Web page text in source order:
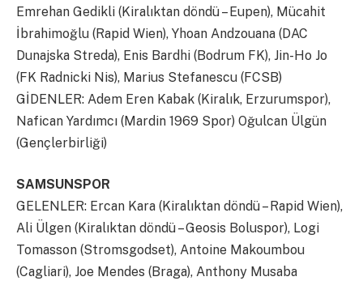
Emrehan Gedikli (Kiralıktan döndü – Eupen), Mücahit
İbrahimoğlu (Rapid Wien), Yhoan Andzouana (DAC
Dunajska Streda), Enis Bardhi (Bodrum FK), Jin-Ho Jo
(FK Radnicki Nis), Marius Stefanescu (FCSB)
GİDENLER: Adem Eren Kabak (Kiralık, Erzurumspor),
Nafican Yardımcı (Mardin 1969 Spor) Oğulcan Ülgün
(Gençlerbirliği)
SAMSUNSPOR
GELENLER: Ercan Kara (Kiralıktan döndü – Rapid Wien),
Ali Ülgen (Kiralıktan döndü – Geosis Boluspor), Logi
Tomasson (Stromsgodset), Antoine Makoumbou
(Cagliari), Joe Mendes (Braga), Anthony Musaba